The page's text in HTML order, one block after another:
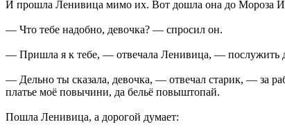
И прошла Ленивица мимо их. Вот дошла она до Мороза
— Что тебе надобно, девочка? — спросил он.
— Пришла я к тебе, — отвечала Ленивица, — послужить
— Дельно ты сказала, девочка, — отвечал старик, — за
платье моё повычини, да бельё повыштопай.
Пошла Ленивица, а дорогой думает: